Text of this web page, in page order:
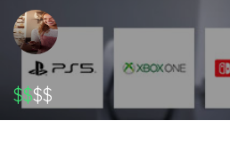
$$$$